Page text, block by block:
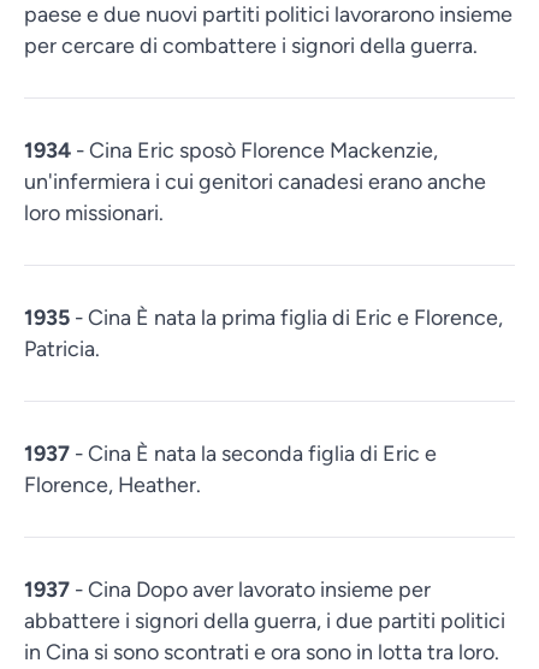
paese e due nuovi partiti politici lavorarono insieme
per cercare di combattere i signori della guerra.
1934 - Cina Eric sposò Florence Mackenzie,
un'infermiera i cui genitori canadesi erano anche
loro missionari.
1935 - Cina È nata la prima figlia di Eric e Florence,
Patricia.
1937 - Cina È nata la seconda figlia di Eric e
Florence, Heather.
1937 - Cina Dopo aver lavorato insieme per
abbattere i signori della guerra, i due partiti politici
in Cina si sono scontrati e ora sono in lotta tra loro.